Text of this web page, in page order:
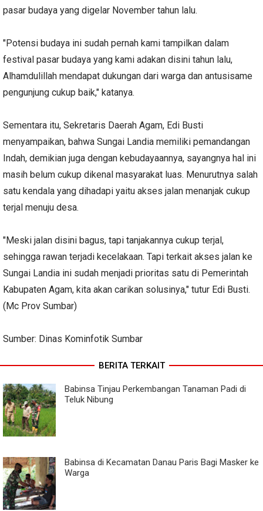
pasar budaya yang digelar November tahun lalu.
"Potensi budaya ini sudah pernah kami tampilkan dalam
festival pasar budaya yang kami adakan disini tahun lalu,
Alhamdulillah mendapat dukungan dari warga dan antusisame
pengunjung cukup baik," katanya.
Sementara itu, Sekretaris Daerah Agam, Edi Busti
menyampaikan, bahwa Sungai Landia memiliki pemandangan
Indah, demikian juga dengan kebudayaannya, sayangnya hal ini
masih belum cukup dikenal masyarakat luas. Menurutnya salah
satu kendala yang dihadapi yaitu akses jalan menanjak cukup
terjal menuju desa.
"Meski jalan disini bagus, tapi tanjakannya cukup terjal,
sehingga rawan terjadi kecelakaan. Tapi terkait akses jalan ke
Sungai Landia ini sudah menjadi prioritas satu di Pemerintah
Kabupaten Agam, kita akan carikan solusinya," tutur Edi Busti.
(Mc Prov Sumbar)
Sumber: Dinas Kominfotik Sumbar
BERITA TERKAIT
Babinsa Tinjau Perkembangan Tanaman Padi di
Teluk Nibung
Babinsa di Kecamatan Danau Paris Bagi Masker ke
Warga